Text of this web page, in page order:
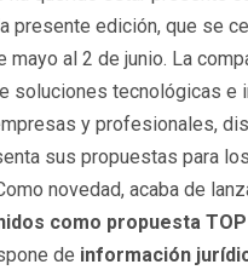
presente edición, que se
mayo al 2 de junio. La
soluciones tecnológicas e
y profesionales,
sus propuestas para
novedad, acaba de
como propuesta
de información